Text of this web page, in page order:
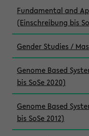
Fundamental and
(Einschreibung bis
Gender Studies /
Genome Based
bis SoSe 2020)
Genome Based
bis SoSe 2012)